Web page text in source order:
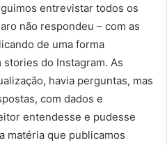
entrevistar todos os
não respondeu – com as
de uma forma
do Instagram. As
havia perguntas, mas
com dados e
entendesse e pudesse
matéria que publicamos